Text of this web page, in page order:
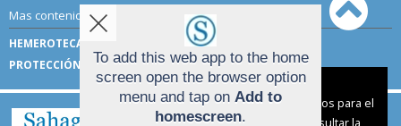
Mas contenido de Sahagún Digital:
HEMEROTECA
TÉRMINOS DE USO
PROTECCIÓN DE DATOSTo add this web app to the home
screen open the browser option
menu and tap on Add to
homescreen.
Aviso sobre el Uso de cookies:
Utilizamos cookies nuestras y de terceros para el
funcionamiento del digital. Puedes consultar la